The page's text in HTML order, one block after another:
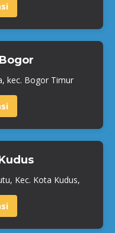
kec. Bogor Timur
Kec. Kota Kudus,